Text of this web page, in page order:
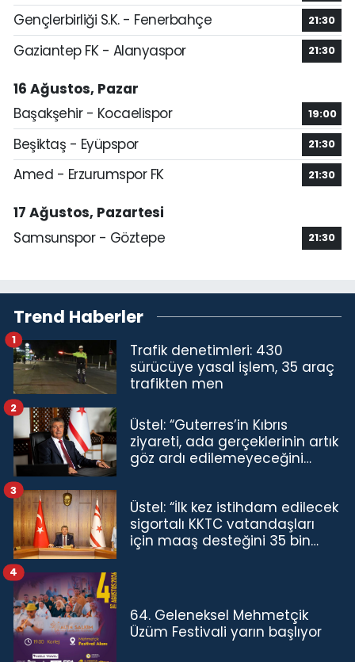
Gençlerbirliği S.K. - Fenerbahçe 21:30
Gaziantep FK - Alanyaspor 21:30
16 Ağustos, Pazar
Başakşehir - Kocaelispor
19:00
Beşiktaş - Eyüpspor 21:30
Amed - Erzurumspor FK 21:30
17 Ağustos, Pazartesi
Samsunspor - Göztepe
21:30
Trend Haberler
Trafik denetimleri: 430
sürücüye yasal işlem, 35 araç
trafikten men
1
Üstel: “Guterres’in Kıbrıs
ziyareti, ada gerçeklerinin artık
göz ardı edilemeyeceğini
2
Üstel: “İlk kez istihdam edilecek
sigortalı KKTC vatandaşları
için maaş desteğini 35 bin
3
64. Geleneksel Mehmetçik
Üzüm Festivali yarın başlıyor
4